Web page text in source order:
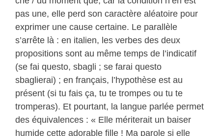
pas une, elle perd son caractère aléatoire pour
exprimer une cause certaine. Le parallèle
s’arrête là : en italien, les verbes des deux
propositions sont au même temps de l’indicatif
(se fai questo, sbagli ; se farai questo
sbaglierai) ; en français, l’hypothèse est au
présent (si tu fais ça, tu te trompes ou tu te
tromperas). Et pourtant, la langue parlée permet
des équivalences : « Elle mériterait un baiser
humide cette adorable fille ! Ma parole si elle